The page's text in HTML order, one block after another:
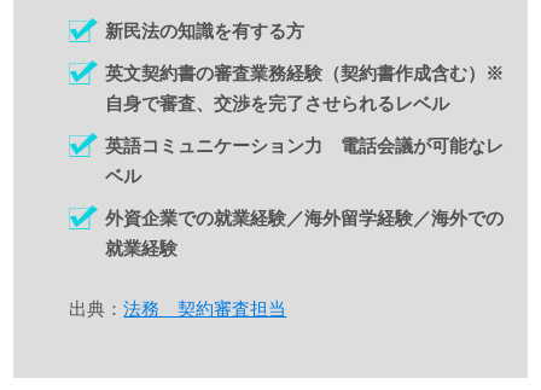
新民法の知識を有する方
英文契約書の審査業務経験（契約書作成含む）※
自身で審査、交渉を完了させられるレベル
英語コミュニケーション力 電話会議が可能なレ
ベル
外資企業での就業経験／海外留学経験／海外での
就業経験
出典：法務 契約審査担当